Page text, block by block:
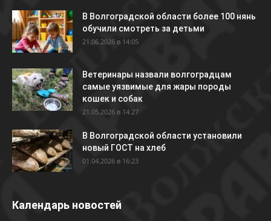
В Волгоградской области более 100 нянь
обучили смотреть за детьми
21.06.2026 в 14:05
Ветеринары назвали волгоградцам
самые уязвимые для жары породы
кошек и собак
21.05.2026 в 14:27
В Волгоградской области установили
новый ГОСТ на хлеб
01.04.2026 в 16:23
Календарь новостей